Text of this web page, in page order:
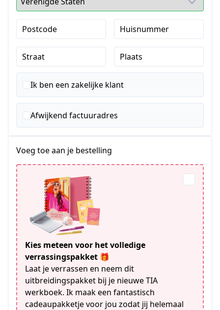
Postcode Huisnummer
Straat Plaats
Ik ben een zakelijke klant
Afwijkend factuuradres
Voeg toe aan je bestelling
Kies meteen voor het volledige
verrassingspakket 🎁
Laat je verrassen en neem dit
uitbreidingspakket bij je nieuwe TIA
werkboek. Ik maak een fantastisch
cadeaupakketje voor jou zodat jij helemaal